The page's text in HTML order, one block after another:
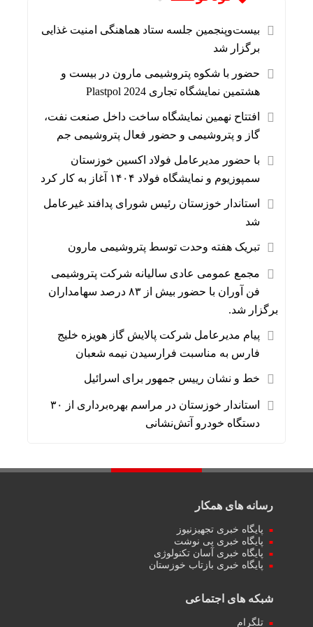
بیست‌وپنجمین جلسه ستاد هماهنگی امنیت غذایی
برگزار شد
حضور با شکوه پتروشیمی مارون در بیست و
هشتمین نمایشگاه تجاری Plastpol 2024
افتتاح نهمین نمایشگاه ساخت داخل صنعت نفت،
گاز و پتروشیمی و حضور فعال پتروشیمی جم
با حضور مدیرعامل فولاد اکسین خوزستان
سمپوزیوم و نمایشگاه فولاد ۱۴۰۴ آغاز به کار کرد
استاندار خوزستان رئیس شورای پدافند غیرعامل
شد
تبریک هفته وحدت توسط پتروشیمی مارون
مجمع عمومی عادی سالیانه شرکت پتروشیمی
فن آوران با حضور بیش از ۸۳ درصد سهامداران
برگزار شد.
پیام مدیرعامل شرکت پالایش گاز هویزه خلیج
فارس به مناسبت فرارسیدن نیمه شعبان
خط و نشان رییس جمهور برای اسرائیل
استاندار خوزستان در مراسم بهره‌برداری از ۳۰
دستگاه خودرو آتش‌نشانی
رسانه های همکار
پایگاه خبری تجهیزنیوز
پایگاه خبری پی نوشت
پایگاه خبری آسان تکنولوژی
پایگاه خبری بازتاب خوزستان
شبکه های اجتماعی
تلگرام